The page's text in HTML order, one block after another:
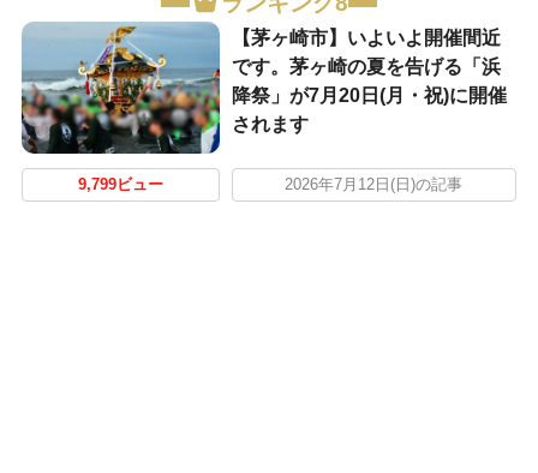
【茅ヶ崎市】いよいよ開催間近
です。茅ヶ崎の夏を告げる「浜
降祭」が7月20日(月・祝)に開催
されます
9,799ビュー 2026年7月12日(日)の記事